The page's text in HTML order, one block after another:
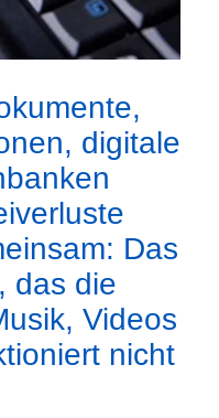
digitale
Das
das die
Videos
nicht